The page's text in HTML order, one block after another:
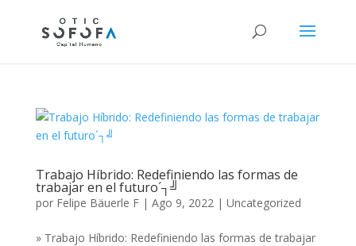
Trabajo Híbrido: Redefiniendo las formas de
trabajar en el futuro´┐╝
por Felipe Bäuerle F| Ago 9, 2022| Uncategorized
» Trabajo Híbrido: Redefiniendo las formas de trabajar